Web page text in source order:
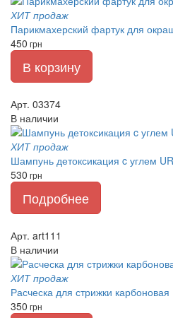
ХИТ продаж
Парикмахерский фартук для
450 грн
В корзину
Арт. 03374
В наличии
ХИТ продаж
Шампунь детоксикация c углем
530 грн
Подробнее
Арт. art111
В наличии
ХИТ продаж
Расческа для стрижки
350 грн